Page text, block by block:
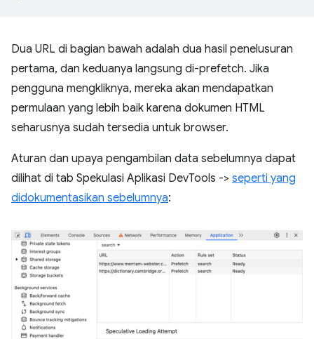
Dua URL di bagian bawah adalah dua hasil penelusuran
pertama, dan keduanya langsung di-prefetch. Jika
pengguna mengkliknya, mereka akan mendapatkan
permulaan yang lebih baik karena dokumen HTML
seharusnya sudah tersedia untuk browser.
Aturan dan upaya pengambilan data sebelumnya dapat
dilihat di tab Spekulasi Aplikasi DevTools -> seperti yang
didokumentasikan sebelumnya: